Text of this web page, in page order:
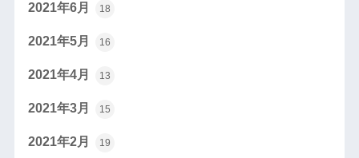
2021年6月 18
2021年5月 16
2021年4月 13
2021年3月 15
2021年2月 19